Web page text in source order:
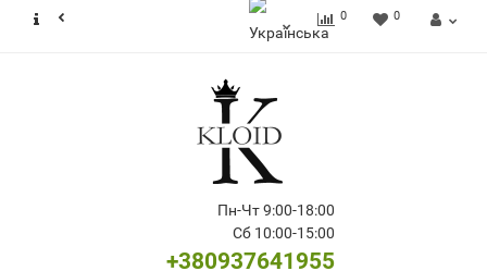
0 0
Пн-Чт 9:00-18:00
Сб 10:00-15:00
+380937641955